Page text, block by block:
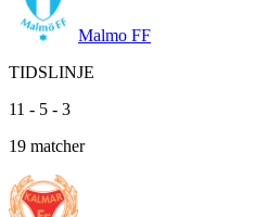
Malmo FF
TIDSLINJE
11 - 5 - 3
19 matcher